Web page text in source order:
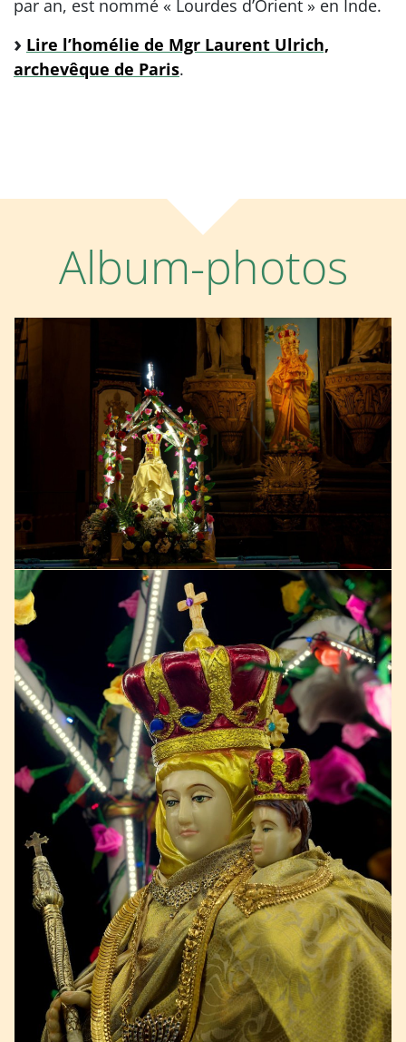
par an, est nommé « Lourdes d’Orient » en Inde.
Lire l’homélie de Mgr Laurent Ulrich,
archevêque de Paris.
Album-photos